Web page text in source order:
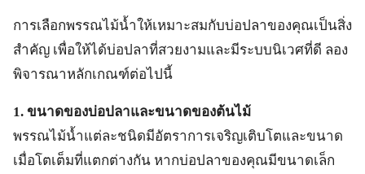
การเลือกพรรณไม้น้ำให้เหมาะสมกับบ่อปลาของคุณเป็นสิ่ง
สำคัญ เพื่อให้ได้บ่อปลาที่สวยงามและมีระบบนิเวศที่ดี ลอง
พิจารณาหลักเกณฑ์ต่อไปนี้
1. ขนาดของบ่อปลาและขนาดของต้นไม้
พรรณไม้น้ำแต่ละชนิดมีอัตราการเจริญเติบโตและขนาด
เมื่อโตเต็มที่แตกต่างกัน หากบ่อปลาของคุณมีขนาดเล็ก